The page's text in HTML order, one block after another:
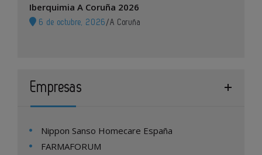
Iberquimia A Coruña 2026
6 de octubre, 2026 /A Coruña
Empresas
Nippon Sanso Homecare España
FARMAFORUM